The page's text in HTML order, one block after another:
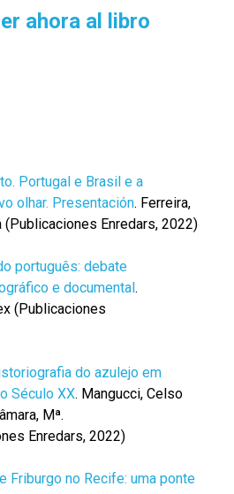
ahora al libro
Portugal e Brasil e a
olhar. Presentación. Ferreira,
(Publicaciones Enredars, 2022)
português: debate
e documental.
(Publicaciones
do azulejo em
Século XX. Mangucci, Celso
Mª.
Enredars, 2022)
Friburgo no Recife: uma ponte